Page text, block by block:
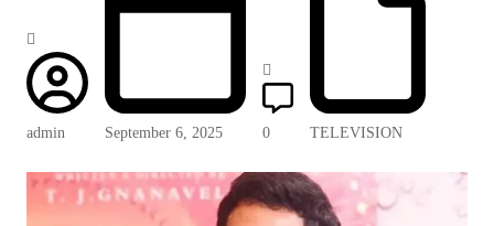
admin September 6, 2025 0 TELEVISION